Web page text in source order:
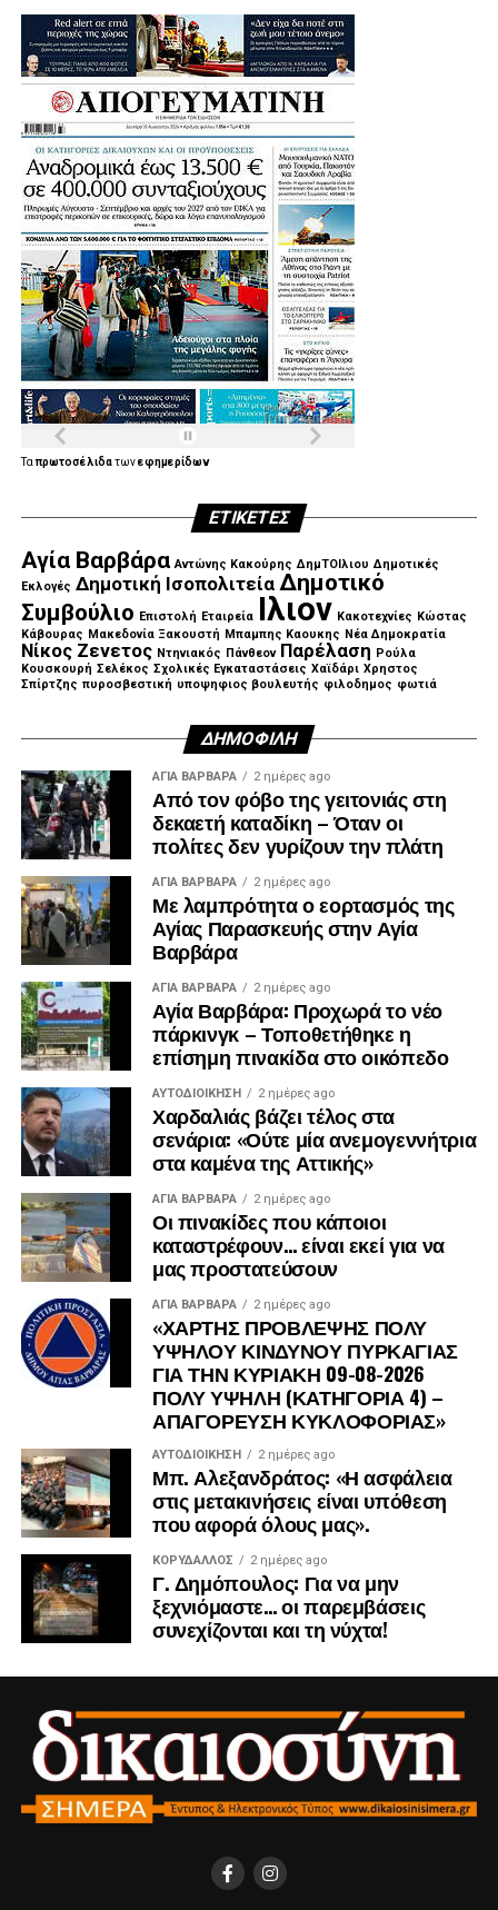
.
.
.
Ταπρωτοσέλιδατωνεφημερίδων
ΕΤΙΚΈΤΕΣ
Αγία Βαρβάρα Αντώνης Κακούρης ΔημΤΟΙλιου Δημοτικές
Εκλογές Δημοτική Ισοπολιτεία Δημοτικό
Συμβούλιο Επιστολή Εταιρεία Ιλιον Κακοτεχνίες Κώστας
Κάβουρας Μακεδονία Ξακουστή Μπαμπης Καουκης Νέα Δημοκρατία
Νίκος Ζενετος Ντηνιακός Πάνθεον Παρέλαση Ρούλα
Κουσκουρή Σελέκος Σχολικές Εγκαταστάσεις Χαϊδάρι Χρηστος
Σπίρτζης πυροσβεστική υποψηφιος βουλευτής φιλοδημος φωτιά
ΔΗΜΟΦΙΛΉ
ΑΓΙΑ ΒΑΡΒΑΡΑ 2 ημέρες ago
Από τον φόβο της γειτονιάς στη
δεκαετή καταδίκη – Όταν οι
πολίτες δεν γυρίζουν την πλάτη
ΑΓΙΑ ΒΑΡΒΑΡΑ 2 ημέρες ago
Με λαμπρότητα ο εορτασμός της
Αγίας Παρασκευής στην Αγία
Βαρβάρα
ΑΓΙΑ ΒΑΡΒΑΡΑ 2 ημέρες ago
Αγία Βαρβάρα: Προχωρά το νέο
πάρκινγκ – Τοποθετήθηκε η
επίσημη πινακίδα στο οικόπεδο
ΑΥΤΟΔΙΟΊΚΗΣΗ 2 ημέρες ago
Χαρδαλιάς βάζει τέλος στα
σενάρια: «Ούτε μία ανεμογεννήτρια
στα καμένα της Αττικής»
ΑΓΙΑ ΒΑΡΒΑΡΑ 2 ημέρες ago
Οι πινακίδες που κάποιοι
καταστρέφουν… είναι εκεί για να
μας προστατεύσουν
ΑΓΙΑ ΒΑΡΒΑΡΑ 2 ημέρες ago
«ΧΑΡΤΗΣ ΠΡΟΒΛΕΨΗΣ ΠΟΛΥ
ΥΨΗΛΟΥ ΚΙΝΔΥΝΟΥ ΠΥΡΚΑΓΙΑΣ
ΓΙΑ ΤΗΝ ΚΥΡΙΑΚΗ 09-08-2026
ΠΟΛΥ ΥΨΗΛΗ (ΚΑΤΗΓΟΡΙΑ 4) –
ΑΠΑΓΟΡΕΥΣΗ ΚΥΚΛΟΦΟΡΙΑΣ»
ΑΥΤΟΔΙΟΊΚΗΣΗ 2 ημέρες ago
Μπ. Αλεξανδράτος: «Η ασφάλεια
στις μετακινήσεις είναι υπόθεση
που αφορά όλους μας».
ΚΟΡΥΔΑΛΛΟΣ 2 ημέρες ago
Γ. Δημόπουλος: Για να μην
ξεχνιόμαστε… οι παρεμβάσεις
συνεχίζονται και τη νύχτα!